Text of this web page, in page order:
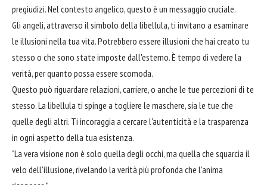
pregiudizi. Nel contesto angelico, questo è un messaggio cruciale.
Gli angeli, attraverso il simbolo della libellula, ti invitano a esaminare
le illusioni nella tua vita. Potrebbero essere illusioni che hai creato tu
stesso o che sono state imposte dall'esterno. È tempo di vedere la
verità, per quanto possa essere scomoda.
Questo può riguardare relazioni, carriere, o anche le tue percezioni di te
stesso. La libellula ti spinge a togliere le maschere, sia le tue che
quelle degli altri. Ti incoraggia a cercare l'autenticità e la trasparenza
in ogni aspetto della tua esistenza.
"La vera visione non è solo quella degli occhi, ma quella che squarcia il
velo dell'illusione, rivelando la verità più profonda che l'anima